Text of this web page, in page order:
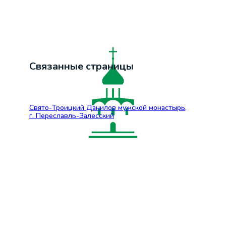
Связанные страницы
Свято-Троицкий Данилов мужской монастырь,
г. Переславль-Залесский